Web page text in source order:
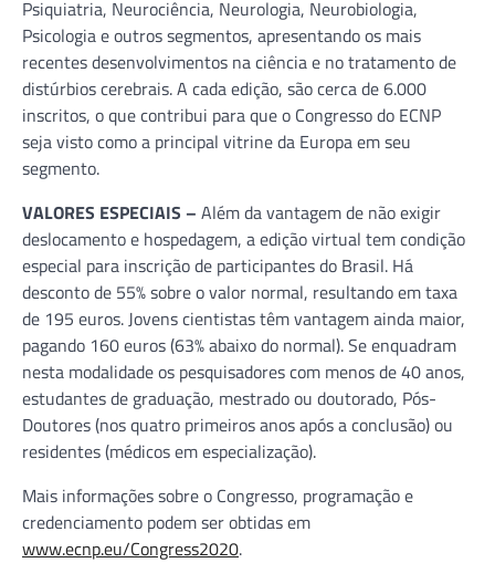
Psiquiatria, Neurociência, Neurologia, Neurobiologia,
Psicologia e outros segmentos, apresentando os mais
recentes desenvolvimentos na ciência e no tratamento de
distúrbios cerebrais. A cada edição, são cerca de 6.000
inscritos, o que contribui para que o Congresso do ECNP
seja visto como a principal vitrine da Europa em seu
segmento.
VALORES ESPECIAIS – Além da vantagem de não exigir
deslocamento e hospedagem, a edição virtual tem condição
especial para inscrição de participantes do Brasil. Há
desconto de 55% sobre o valor normal, resultando em taxa
de 195 euros. Jovens cientistas têm vantagem ainda maior,
pagando 160 euros (63% abaixo do normal). Se enquadram
nesta modalidade os pesquisadores com menos de 40 anos,
estudantes de graduação, mestrado ou doutorado, Pós-
Doutores (nos quatro primeiros anos após a conclusão) ou
residentes (médicos em especialização).
Mais informações sobre o Congresso, programação e
credenciamento podem ser obtidas em
www.ecnp.eu/Congress2020.